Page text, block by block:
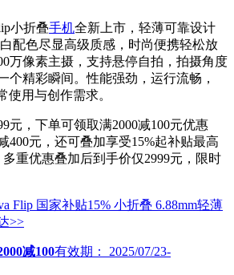
小折叠手机全新上市，轻薄可靠设计
配色尽显高级质感，时尚便携轻松放
万像素主摄，支持悬停自拍，拍摄角度
个精彩瞬间。性能强劲，运行流畅，
使用与创作需求。
元，下单可领取满2000减100元优惠
400元，还可叠加享受15%起补贴最高
重优惠叠加后到手价仅2999元，限时
Flip 国家补贴15% 小折叠 6.88mm轻薄
>>
减100有效期：
2025/07/23-